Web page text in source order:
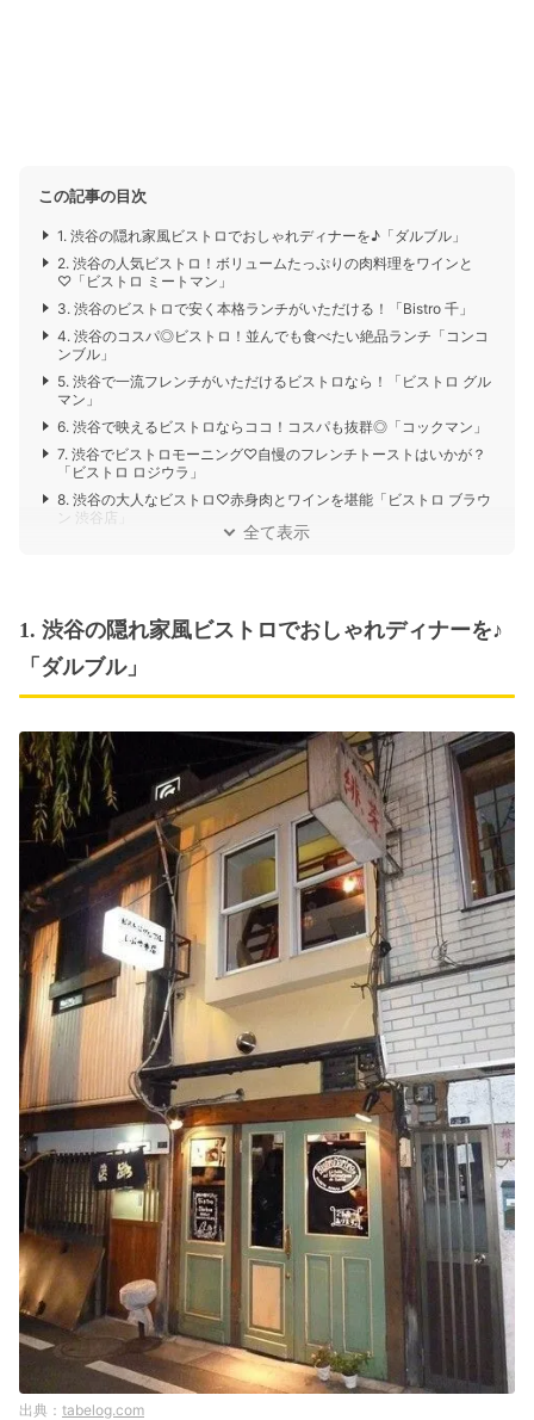
この記事の目次
1. 渋谷の隠れ家風ビストロでおしゃれディナーを♪「ダルブル」
2. 渋谷の人気ビストロ！ボリュームたっぷりの肉料理をワインと
♡「ビストロ ミートマン」
3. 渋谷のビストロで安く本格ランチがいただける！「Bistro 千」
4. 渋谷のコスパ◎ビストロ！並んでも食べたい絶品ランチ「コンコ
ンブル」
5. 渋谷で一流フレンチがいただけるビストロなら！「ビストロ グル
マン」
6. 渋谷で映えるビストロならココ！コスパも抜群◎「コックマン」
7. 渋谷でビストロモーニング♡自慢のフレンチトーストはいかが？
「ビストロ ロジウラ」
8. 渋谷の大人なビストロ♡赤身肉とワインを堪能「ビストロ ブラウ
ン 渋谷店」
全て表示
1. 渋谷の隠れ家風ビストロでおしゃれディナーを♪
「ダルブル」
tabelog.com